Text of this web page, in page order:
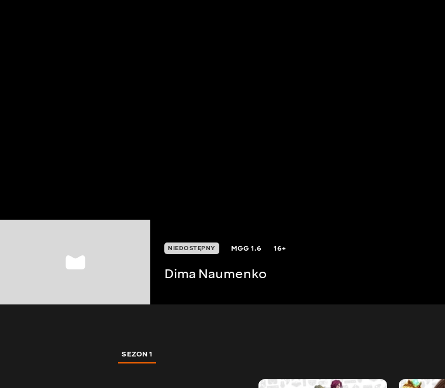
NIEDOSTĘPNY MGG1.6 16+
Dima Naumenko
SEZON 1